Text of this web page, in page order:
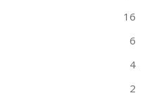
16
6
4
2